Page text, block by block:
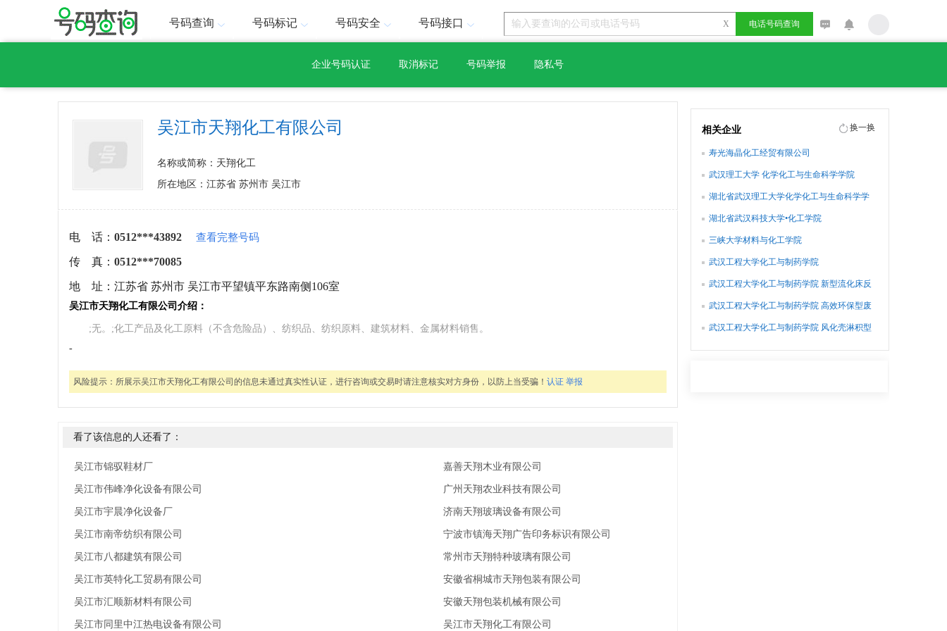
号码查询 号码标记 号码安全 号码接口 X 电话号码查询
企业号码认证 取消标记 号码举报 隐私号
吴江市天翔化工有限公司
名称或简称：天翔化工
所在地区：江苏省 苏州市 吴江市
电 话： 0512***43892 查看完整号码
传 真： 0512***70085
地 址： 江苏省 苏州市 吴江市平望镇平东路南侧106室
吴江市天翔化工有限公司介绍：
;无。;化工产品及化工原料（不含危险品）、纺织品、纺织原料、建筑材料、金属材料销售。
-
风险提示： 所展示吴江市天翔化工有限公司的信息未通过真实性认证，进行咨询或交易时请注意核实对方身份，以防上当受骗！ 认证 举报
看了该信息的人还看了：
吴江市锦驭鞋材厂
吴江市伟峰净化设备有限公司
吴江市宇晨净化设备厂
吴江市南帝纺织有限公司
吴江市八都建筑有限公司
吴江市英特化工贸易有限公司
吴江市汇顺新材料有限公司
吴江市同里中江热电设备有限公司
嘉善天翔木业有限公司
广州天翔农业科技有限公司
济南天翔玻璃设备有限公司
宁波市镇海天翔广告印务标识有限公司
常州市天翔特种玻璃有限公司
安徽省桐城市天翔包装有限公司
安徽天翔包装机械有限公司
吴江市天翔化工有限公司
相关企业 换一换
寿光海晶化工经贸有限公司
武汉理工大学 化学化工与生命科学学院
湖北省武汉理工大学化学化工与生命科学学
湖北省武汉科技大学•化工学院
三峡大学材料与化工学院
武汉工程大学化工与制药学院
武汉工程大学化工与制药学院 新型流化床反
武汉工程大学化工与制药学院 高效环保型废
武汉工程大学化工与制药学院 风化壳淋积型